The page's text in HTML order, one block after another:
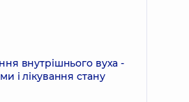
внутрішнього вуха -
і лікування стану